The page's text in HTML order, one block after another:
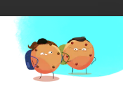
climatisation,